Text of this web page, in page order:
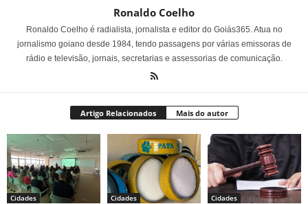
Ronaldo Coelho
Ronaldo Coelho é radialista, jornalista e editor do Goiás365. Atua no
jornalismo goiano desde 1984, tendo passagens por várias emissoras de
rádio e televisão, jornais, secretarias e assessorias de comunicação.
Artigo Relacionados Mais do autor
Cidades Cidades Cidades